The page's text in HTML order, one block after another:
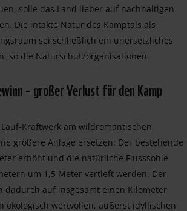
solle das Land lieber auf nachhaltigen
Die intakte Natur des Kamptals als
sei schließlich ein unersetzliches
so die Naturschutzorganisationen.
– großer Verlust für den Kamp
Kraftwerk am wildromantischen
größere Anlage ersetzen: Der bestehende
erhöht und die natürliche Flusssohle
um 1,5 Meter vertieft werden. Der
dadurch auf insgesamt einen Kilometer
ökologisch wertvollen, äußerst idyllischen